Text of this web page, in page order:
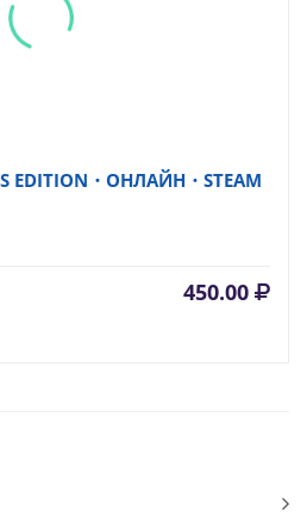
EDITION・ОНЛАЙН・STEAM
450.00